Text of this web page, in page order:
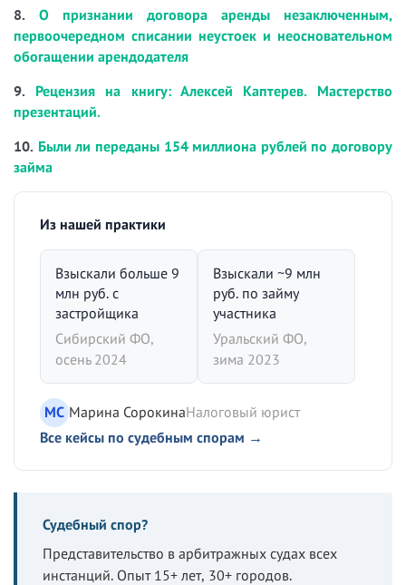
8. О признании договора аренды незаключенным,
первоочередном списании неустоек и неосновательном
обогащении арендодателя
9. Рецензия на книгу: Алексей Каптерев. Мастерство
презентаций.
10. Были ли переданы 154 миллиона рублей по договору
займа
Из нашей практики
Взыскали больше 9
млн руб. с
застройщика
Сибирский ФО,
осень 2024
Взыскали ~9 млн
руб. по займу
участника
Уральский ФО,
зима 2023
МС Марина СорокинаНалоговый юрист
Все кейсы по судебным спорам →
Судебный спор?
Представительство в арбитражных судах всех
инстанций. Опыт 15+ лет, 30+ городов.